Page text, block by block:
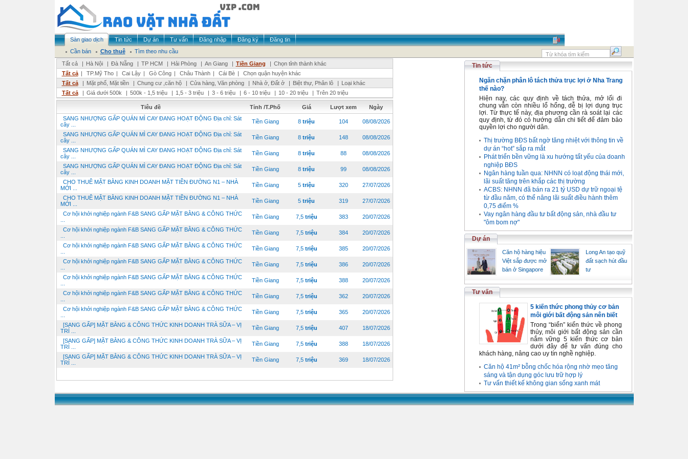
Sàn giao dịch Tin tức Dự án Tư vấn Đăng nhập Đăng ký
Đăng tin
Cần bán
Cho thuê
Tìm theo nhu cầu
Tất cả
| Hà Nội | Đà Nẵng | TP HCM | Hải Phòng | An Giang | Tiền Giang | Chọn tỉnh thành khác
Tất cả | TP.Mỹ Tho | Cai Lậy | Gò Công | Châu Thành | Cái Bè |
Chọn quận huyện khác
Tất cả
| Mặt phố, Mặt tiền | Chung cư ,căn hộ | Cửa hàng, Văn phòng | Nhà ở, Đất ở | Biệt thự, Phân lô | Loại khác
Tất cả
| Giá dưới 500k | 500k - 1,5 triệu | 1,5 - 3 triệu | 3 - 6 triệu | 6 - 10 triệu | 10 - 20 triệu | Trên 20 triệu
Tiêu đề Tỉnh /T.Phố Giá Lượt xem
Ngày
SANG NHƯỢNG GẤP QUÁN MÌ CAY ĐANG HOẠT ĐỘNG Địa chỉ: Sát
cây ...
Tiền Giang 8 triệu 104 08/08/2026
SANG NHƯỢNG GẤP QUÁN MÌ CAY ĐANG HOẠT ĐỘNG Địa chỉ: Sát
cây ...
Tiền Giang 8 triệu 148 08/08/2026
SANG NHƯỢNG GẤP QUÁN MÌ CAY ĐANG HOẠT ĐỘNG Địa chỉ: Sát
cây ...
Tiền Giang 8 triệu 88 08/08/2026
SANG NHƯỢNG GẤP QUÁN MÌ CAY ĐANG HOẠT ĐỘNG Địa chỉ: Sát
cây ...
Tiền Giang 8 triệu 99 08/08/2026
CHO THUÊ MẶT BẰNG KINH DOANH MẶT TIỀN ĐƯỜNG N1 – NHÀ
MỚI ...
Tiền Giang 5 triệu 320 27/07/2026
CHO THUÊ MẶT BẰNG KINH DOANH MẶT TIỀN ĐƯỜNG N1 – NHÀ
MỚI ...
Tiền Giang 5 triệu 319 27/07/2026
Cơ hội khởi nghiệp ngành F&B SANG GẤP MẶT BẰNG & CÔNG THỨC
Tiền Giang 7,5 triệu 383 20/07/2026
Cơ hội khởi nghiệp ngành F&B SANG GẤP MẶT BẰNG & CÔNG THỨC
Tiền Giang 7,5 triệu 384 20/07/2026
Cơ hội khởi nghiệp ngành F&B SANG GẤP MẶT BẰNG & CÔNG THỨC
Tiền Giang 7,5 triệu 385 20/07/2026
Cơ hội khởi nghiệp ngành F&B SANG GẤP MẶT BẰNG & CÔNG THỨC
Tiền Giang 7,5 triệu 386 20/07/2026
Cơ hội khởi nghiệp ngành F&B SANG GẤP MẶT BẰNG & CÔNG THỨC
Tiền Giang 7,5 triệu 388 20/07/2026
Cơ hội khởi nghiệp ngành F&B SANG GẤP MẶT BẰNG & CÔNG THỨC
Tiền Giang 7,5 triệu 362 20/07/2026
Cơ hội khởi nghiệp ngành F&B SANG GẤP MẶT BẰNG & CÔNG THỨC
Tiền Giang 7,5 triệu 365 20/07/2026
[SANG GẤP] MẶT BẰNG & CÔNG THỨC KINH DOANH TRÀ SỮA – VỊ
TRÍ ...
Tiền Giang 7,5 triệu 407 18/07/2026
[SANG GẤP] MẶT BẰNG & CÔNG THỨC KINH DOANH TRÀ SỮA – VỊ
TRÍ ...
Tiền Giang 7,5 triệu 388 18/07/2026
[SANG GẤP] MẶT BẰNG & CÔNG THỨC KINH DOANH TRÀ SỮA – VỊ
TRÍ ...
Tiền Giang 7,5 triệu 369 18/07/2026
Tin tức
Ngăn chặn phân lô tách thửa trục lợi ở Nha Trang
thế nào?
Hiện nay, các quy định về tách thửa, mở lối đi
chung vẫn còn nhiều lổ hổng, dễ bị lợi dụng trục
lợi. Từ thực tế này, địa phương cần rà soát lại các
quy định, từ đó có hướng dẫn chi tiết để đảm bảo
quyền lợi cho người dân.
Thị trường BĐS bất ngờ tăng nhiệt với thông tin về
dự án “hot” sắp ra mắt
Phát triển bền vững là xu hướng tất yếu của doanh
nghiệp BĐS
Ngân hàng tuần qua: NHNN có loạt động thái mới,
lãi suất tăng trên khắp các thị trường
ACBS: NHNN đã bán ra 21 tỷ USD dự trữ ngoại tệ
từ đầu năm, có thể nâng lãi suất điều hành thêm
0,75 điểm %
Vay ngân hàng đầu tư bất động sản, nhà đầu tư
"ôm bom nợ"
Dự án
Căn hộ hàng hiệu
Việt sắp được mở
bán ở Singapore
Long An tạo quỹ
đất sạch hút đầu
tư
Tư vấn
5 kiến thức phong thủy cơ bản
môi giới bất động sản nên biết
Trong “biển” kiến thức về phong
thủy, môi giới bất động sản cần
nắm vững 5 kiến thức cơ bản
dưới đây để tư vấn đúng cho
khách hàng, nâng cao uy tín nghề nghiệp.
Căn hộ 41m² bỗng chốc hóa rộng nhờ mẹo tăng
sáng và tận dụng góc lưu trữ hợp lý
Tư vấn thiết kế không gian sống xanh mát